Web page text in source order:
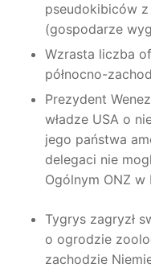
pseudokibiców z
(gospodarze
Wzrasta liczba
północno-
Prezydent
władze USA o
jego państwa
delegaci nie
Ogólnym ONZ
Tygrys zagryzł
o ogrodzie
zachodzie